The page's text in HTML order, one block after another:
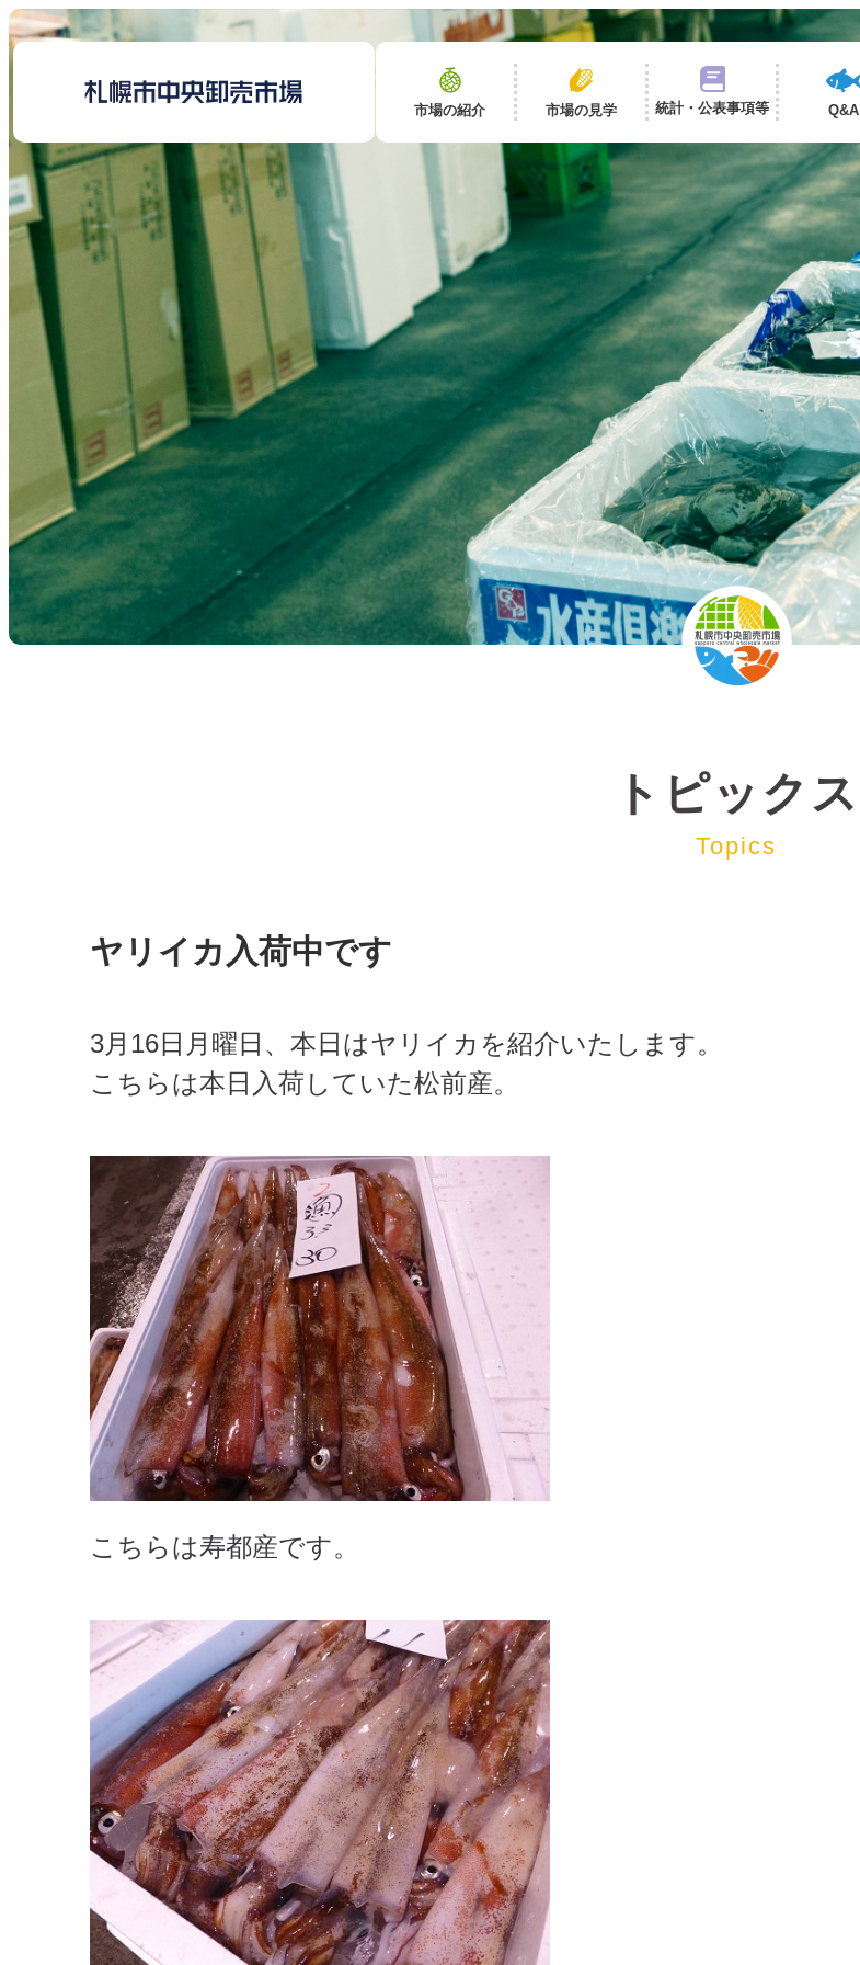
市場の紹介 市場の見学 統計・公表事項等 Q&A
トピックス
Topics
ヤリイカ入荷中です
3月16日月曜日、本日はヤリイカを紹介いたします。
こちらは本日入荷していた松前産。
こちらは寿都産です。